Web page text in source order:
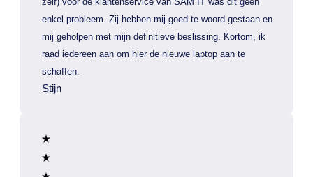
enkel probleem. Zij hebben mij goed te woord gestaan en
mij geholpen met mijn definitieve beslissing. Kortom, ik
raad iedereen aan om hier de nieuwe laptop aan te
schaffen.
Stijn